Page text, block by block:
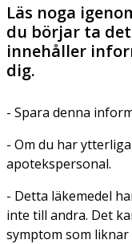
Läs noga
du börjar ta
innehåller
dig.
- Spara denna
- Om du har
apotekspersonal.
- Detta läkemedel
inte till andra. Det
symptom som liknar